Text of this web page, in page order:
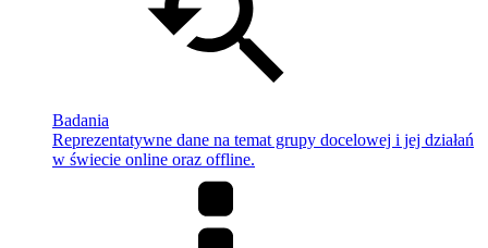
Badania
Reprezentatywne dane na temat grupy docelowej i jej działań
w świecie online oraz offline.